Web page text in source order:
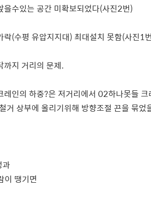
을수있는 공간 미확보되었다(사진2번)
락(수평 유압지지대) 최대설치 못함(사진1
까지 거리의 문제.
인의 하중?은 저거리에서 02하나못들
거 상부에 올리기위해 방향조절 끈을 묶
과
이 땡기면